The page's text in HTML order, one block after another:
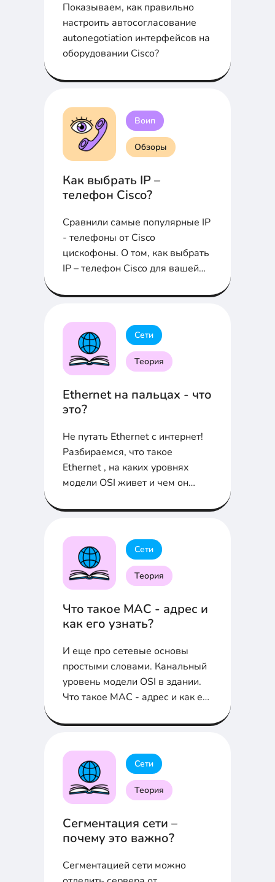
Показываем, как правильно
настроить автосогласование
autonegotiation интерфейсов на
оборудовании Cisco?
Воип
Обзоры
Как выбрать IP –
телефон Cisco?
Сравнили самые популярные IP
- телефоны от Cisco
цискофоны. О том, как выбрать
IP – телефон Cisco для вашей
Сети
Теория
Ethernet на пальцах - что
это?
Не путать Ethernet с интернет!
Разбираемся, что такое
Ethernet , на каких уровнях
модели OSI живет и чем он
Сети
Теория
Что такое MAC - адрес и
как его узнать?
И еще про сетевые основы
простыми словами. Канальный
уровень модели OSI в здании.
Что такое MAC - адрес и как его
Сети
Теория
Сегментация сети –
почему это важно?
Сегментацией сети можно